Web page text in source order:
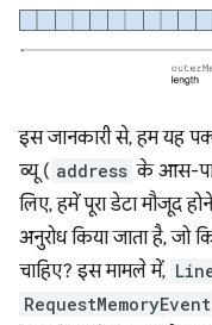
इस जानकारी से, हम यह
व्यू ( address के आस-
लिए, हमें पूरा डेटा मौजूद
अनुरोध किया जाता है, जो
चाहिए? इस मामले में,
RequestMemoryEvent